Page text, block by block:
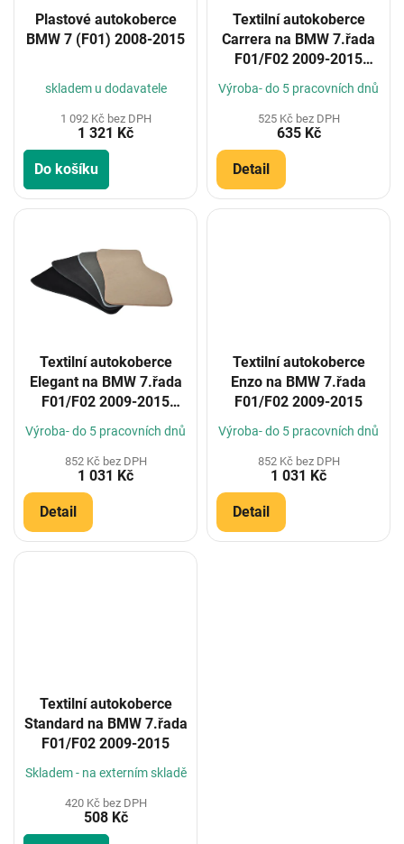
Plastové autokoberce
BMW 7 (F01) 2008-2015
skladem u dodavatele
1 092 Kč bez DPH
1 321 Kč
Do košíku
Textilní autokoberce
Carrera na BMW 7.řada
F01/F02 2009-2015
Výroba- do 5 pracovních dnů
525 Kč bez DPH
635 Kč
Detail
Textilní autokoberce
Elegant na BMW 7.řada
F01/F02 2009-2015
Výroba- do 5 pracovních dnů
852 Kč bez DPH
1 031 Kč
Detail
Textilní autokoberce
Enzo na BMW 7.řada
F01/F02 2009-2015
Výroba- do 5 pracovních dnů
852 Kč bez DPH
1 031 Kč
Detail
Textilní autokoberce
Standard na BMW 7.řada
F01/F02 2009-2015
Skladem - na externím skladě
420 Kč bez DPH
508 Kč